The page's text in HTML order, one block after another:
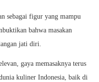
sebagai figur yang mampu
bahwa masakan
jati diri.
gaya memasaknya terus
kuliner Indonesia, baik di